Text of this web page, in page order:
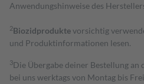
Anwendungshinweise des
2Biozidproduktevorsichtig
und Produktinformationen lesen.
3Die Übergabe deiner Bestellung
bei uns werktags von Montag bis